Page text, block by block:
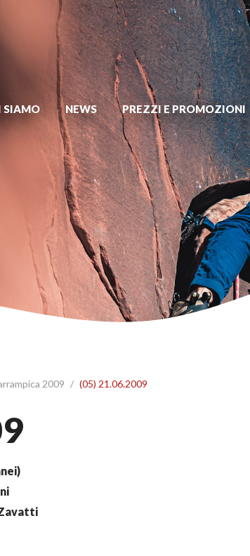
SIAMO NEWS PREZZI E PROMOZIONI
2009 / (05) 21.06.2009